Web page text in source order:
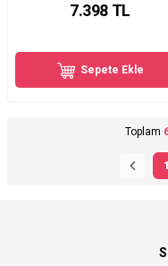
7.398 TL
Sepete Ekle
Toplam
1